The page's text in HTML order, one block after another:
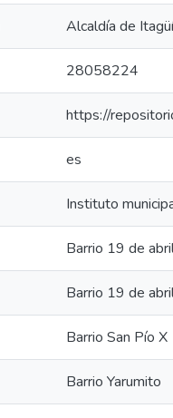
Alcaldía de
28058224
https://
es
Instituto
Barrio 19 de
Barrio 19 de
Barrio San Pío X
Barrio Yarumito